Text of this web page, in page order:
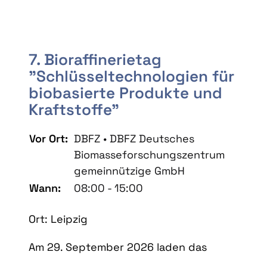
7. Bioraffinerietag
"Schlüsseltechnologien für
biobasierte Produkte und
Kraftstoffe"
Vor Ort: DBFZ • DBFZ Deutsches
Biomasseforschungszentrum
gemeinnützige GmbH
Wann:
08:00 - 15:00
Ort: Leipzig
Am 29. September 2026 laden das